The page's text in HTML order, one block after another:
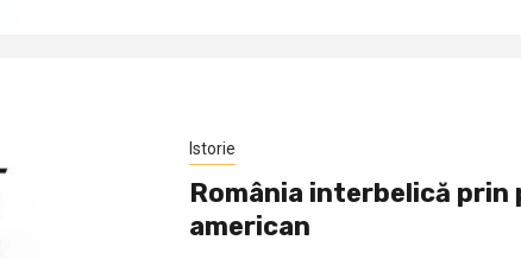
Istorie
România interbelică
american